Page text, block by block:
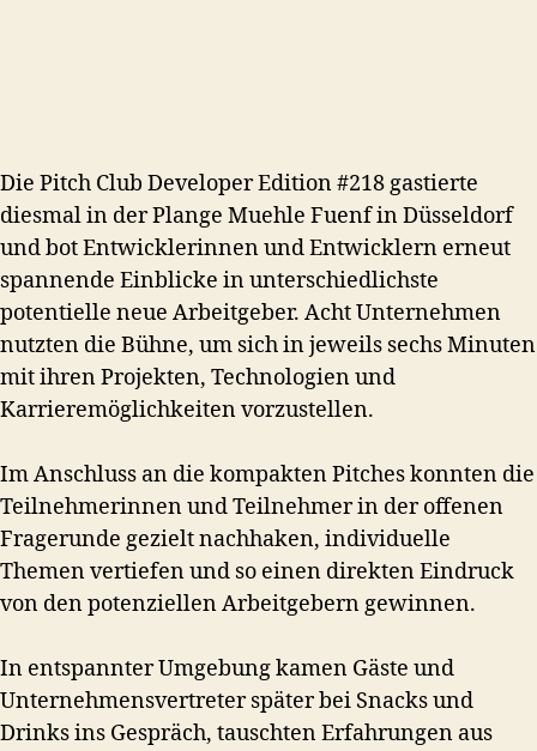
Die Pitch Club Developer Edition #218 gastierte
diesmal in der Plange Muehle Fuenf in Düsseldorf
und bot Entwicklerinnen und Entwicklern erneut
spannende Einblicke in unterschiedlichste
potentielle neue Arbeitgeber. Acht Unternehmen
nutzten die Bühne, um sich in jeweils sechs Minuten
mit ihren Projekten, Technologien und
Karrieremöglichkeiten vorzustellen.
Im Anschluss an die kompakten Pitches konnten die
Teilnehmerinnen und Teilnehmer in der offenen
Fragerunde gezielt nachhaken, individuelle
Themen vertiefen und so einen direkten Eindruck
von den potenziellen Arbeitgebern gewinnen.
In entspannter Umgebung kamen Gäste und
Unternehmensvertreter später bei Snacks und
Drinks ins Gespräch, tauschten Erfahrungen aus